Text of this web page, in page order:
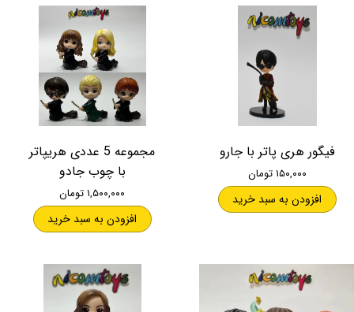
فیگور هری پاتر با جارو
۱۵۰,۰۰۰ تومان
افزودن به سبد خرید
مجموعه 5 عددی هریپاتر
با چوب جادو
۱,۵۰۰,۰۰۰ تومان
افزودن به سبد خرید